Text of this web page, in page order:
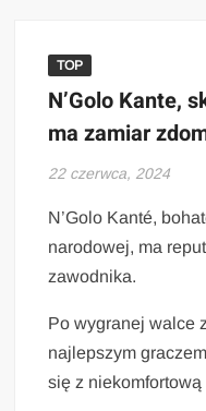
TOP
N’Golo Kante,
ma zamiar
22 czerwca, 2024
N’Golo Kanté,
narodowej, ma
zawodnika.
Po wygranej walce
najlepszym
się z niekomfortową